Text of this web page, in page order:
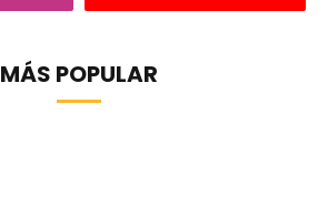
MÁS POPULAR